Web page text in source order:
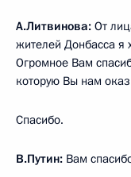
А.Литвинова: От
жителей Донбасса я
Огромное Вам
которую Вы нам
Спасибо.
В.Путин: Вам